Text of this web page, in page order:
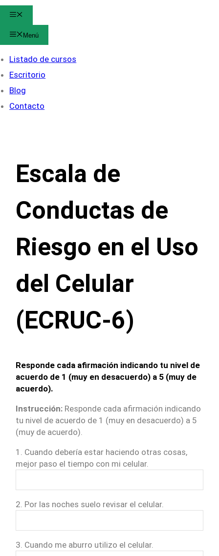
Menú
Listado de cursos
Escritorio
Blog
Contacto
Escala de
Conductas de
Riesgo en el Uso
del Celular
(ECRUC-6)
Responde cada afirmación indicando tu nivel de
acuerdo de 1 (muy en desacuerdo) a 5 (muy de
acuerdo).
Instrucción: Responde cada afirmación indicando
tu nivel de acuerdo de 1 (muy en desacuerdo) a 5
(muy de acuerdo).
1. Cuando debería estar haciendo otras cosas,
mejor paso el tiempo con mi celular.
2. Por las noches suelo revisar el celular.
3. Cuando me aburro utilizo el celular.